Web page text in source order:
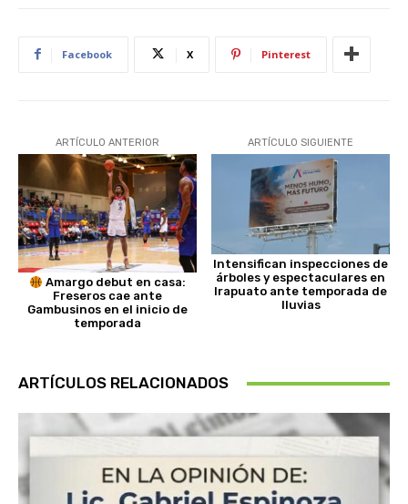
Facebook X Pinterest
ARTÍCULO ANTERIOR
Amargo debut en casa:
Freseros cae ante
Gambusinos en el inicio de
temporada
ARTÍCULO SIGUIENTE
Intensifican inspecciones de
árboles y espectaculares en
Irapuato ante temporada de
lluvias
ARTÍCULOS RELACIONADOS